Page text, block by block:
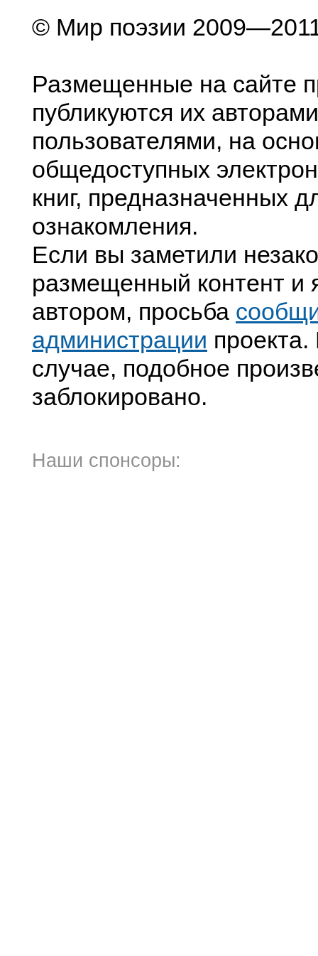
© Мир поэзии
Размещенные на сайте
публикуются их
пользователями, на
общедоступных
книг, предназначенных
ознакомления.
Если вы заметили
размещенный контент и
автором, просьба
администрации
случае, подобное
заблокировано.
Наши спонсоры: